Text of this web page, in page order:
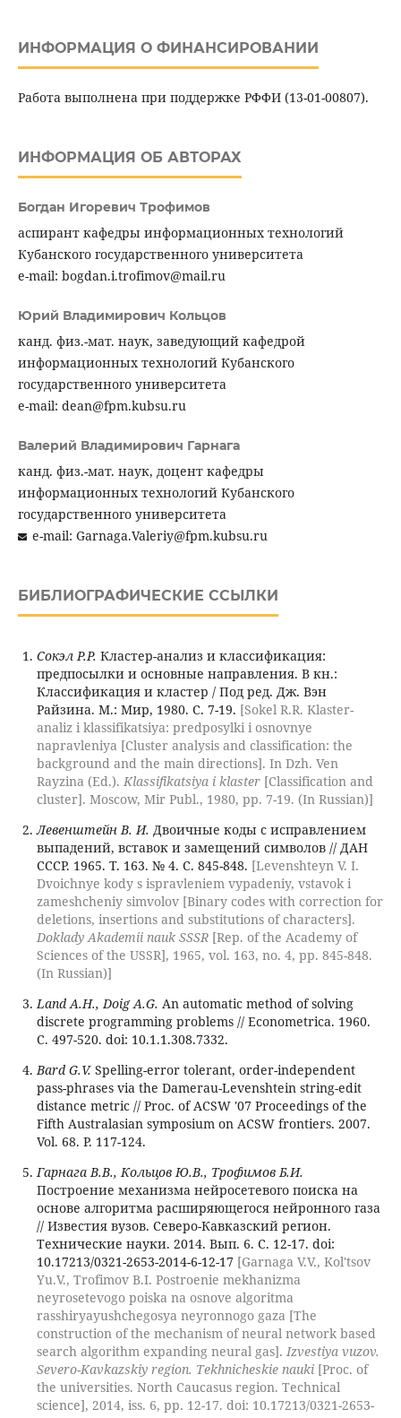
ИНФОРМАЦИЯ О ФИНАНСИРОВАНИИ
Работа выполнена при поддержке РФФИ (13-01-00807).
ИНФОРМАЦИЯ ОБ АВТОРАХ
Богдан Игоревич Трофимов
аспирант кафедры информационных технологий
Кубанского государственного университета
e-mail: bogdan.i.trofimov@mail.ru
Юрий Владимирович Кольцов
канд. физ.-мат. наук, заведующий кафедрой
информационных технологий Кубанского
государственного университета
e-mail: dean@fpm.kubsu.ru
Валерий Владимирович Гарнага
канд. физ.-мат. наук, доцент кафедры
информационных технологий Кубанского
государственного университета
e-mail: Garnaga.Valeriy@fpm.kubsu.ru
БИБЛИОГРАФИЧЕСКИЕ ССЫЛКИ
Сокэл Р.Р. Кластер-анализ и классификация:
предпосылки и основные направления. В кн.:
Классификация и кластер / Под ред. Дж. Вэн
Райзина. М.: Мир, 1980. С. 7-19. [Sokel R.R. Klaster-
analiz i klassifikatsiya: predposylki i osnovnye
napravleniya [Cluster analysis and classification: the
background and the main directions]. In Dzh. Ven
Rayzina (Ed.). Klassifikatsiya i klaster[Classification and
cluster]. Moscow, Mir Publ., 1980, pp. 7-19. (In Russian)]
Левенштейн В. И. Двоичные коды с исправлением
выпадений, вставок и замещений символов // ДАН
СССР. 1965. Т. 163. № 4. С. 845-848. [Levenshteyn V. I.
Dvoichnye kody s ispravleniem vypadeniy, vstavok i
zameshcheniy simvolov [Binary codes with correction for
deletions, insertions and substitutions of characters].
Doklady Akademii nauk SSSR[Rep. of the Academy of
Sciences of the USSR], 1965, vol. 163, no. 4, pp. 845-848.
(In Russian)]
Land A.H., Doig A.G. An automatic method of solving
discrete programming problems // Econometrica. 1960.
С. 497-520. doi: 10.1.1.308.7332.
Bard G.V.Spelling-error tolerant, order-independent
pass-phrases via the Damerau-Levenshtein string-edit
distance metric // Proc. of ACSW '07 Proceedings of the
Fifth Australasian symposium on ACSW frontiers. 2007.
Vol. 68. P. 117-124.
Гарнага В.В., Кольцов Ю.В., Трофимов Б.И.
Построение механизма нейросетевого поиска на
основе алгоритма расширяющегося нейронного газа
// Известия вузов. Северо-Кавказский регион.
Технические науки. 2014. Вып. 6. С. 12-17. doi:
10.17213/0321-2653-2014-6-12-17 [Garnaga V.V., Kol'tsov
Yu.V., Trofimov B.I. Postroenie mekhanizma
neyrosetevogo poiska na osnove algoritma
rasshiryayushchegosya neyronnogo gaza [The
construction of the mechanism of neural network based
search algorithm expanding neural gas]. Izvestiya vuzov.
Severo-Kavkazskiy region. Tekhnicheskie nauki[Proc. of
the universities. North Caucasus region. Technical
science], 2014, iss. 6, pp. 12-17. doi: 10.17213/0321-2653-